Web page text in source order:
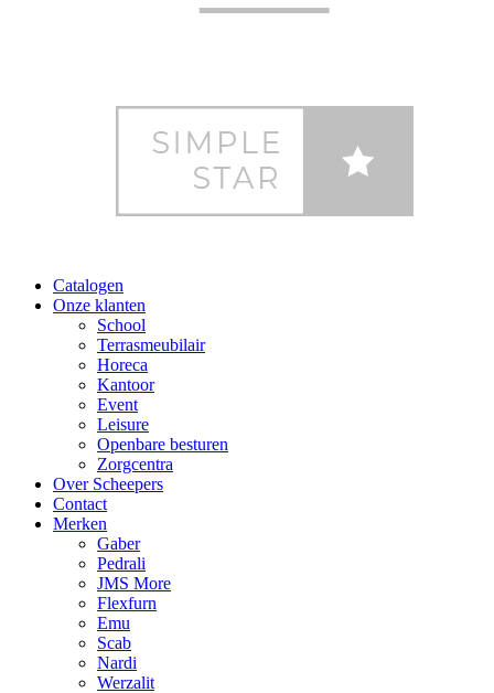
Catalogen
Onze klanten
School
Terrasmeubilair
Horeca
Kantoor
Event
Leisure
Openbare besturen
Zorgcentra
Over Scheepers
Contact
Merken
Gaber
Pedrali
JMS More
Flexfurn
Emu
Scab
Nardi
Werzalit